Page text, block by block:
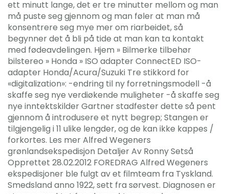
ett minutt lange, det er tre minutter mellom og man
må puste seg gjennom og man føler at man må
konsentrere seg mye mer om riarbeidet, så
begynner det å bli på tide at man kan ta kontakt
med fødeavdelingen. Hjem » Bilmerke tilbehør
bilstereo » Honda » ISO adapter ConnectED ISO-
adapter Honda/Acura/Suzuki Tre stikkord for
«digitalization»: -endring til ny forretningsmodell -å
skaffe seg nye verdiøkende muligheter -å skaffe seg
nye inntektskilder Gartner stadfester dette så pent
gjennom å introdusere et nytt begrep; Stangen er
tilgjengelig i 11 ulike lengder, og de kan ikke kappes /
forkortes. Les mer Alfred Wegeners
grønlandsekspedisjon Detaljer Av Ronny Setså
Opprettet 28.02.2012 FOREDRAG Alfred Wegeners
ekspedisjoner ble fulgt av et filmteam fra Tyskland.
Smedsland anno 1922, sett fra sørvest. Diagnosen er